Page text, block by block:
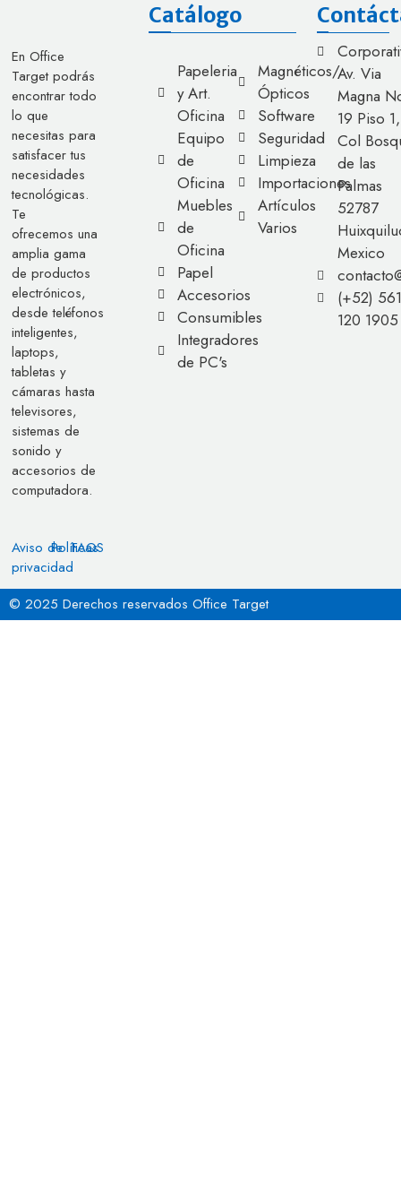
En Office
Target podrás
encontrar todo
lo que
necesitas para
satisfacer tus
necesidades
tecnológicas.
Te
ofrecemos una
amplia gama
de productos
electrónicos,
desde teléfonos
inteligentes,
laptops,
tabletas y
cámaras hasta
televisores,
sistemas de
sonido y
accesorios de
computadora.
Aviso de
privacidad
Políticas
FAQS
Catálogo
Papeleria
y Art.
Oficina
Equipo
de
Oficina
Muebles
de
Oficina
Papel
Accesorios
Consumibles
Integradores
de PC's
Magnéticos/
Ópticos
Software
Seguridad
Limpieza
Importaciones
Artículos
Varios
Av. Via
Magna
19 Piso 1,
Col
de las
Palmas
52787
Mexico
(+52) 561
120 1905
© 2025 Derechos reservados Office Target